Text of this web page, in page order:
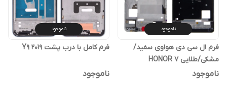
ناموجود
فرم ال سی دی هواوی سفید/
مشکی/طلایی HONOR 7
ناموجود
ناموجود
فرم کامل با درب پشت Y9 2019
ناموجود